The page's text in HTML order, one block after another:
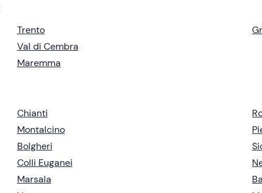
Trento
Val di Cembra
Maremma
Chianti
Montalcino
Bolgheri
Colli Euganei
Marsala